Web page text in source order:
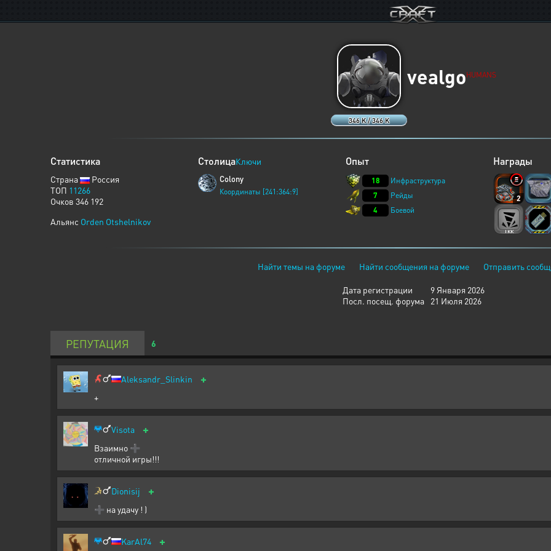
346 K / 346 K
vealgoHUMANS
Статистика
Страна
Россия
ТОП 11266
Очков 346 192
Альянс Orden Otshelnikov
СтолицаКлючи
Colony
Координаты [241:364:9]
Опыт
18
Инфраструктура
7
Рейды
4
Боевой
Награды
2
Найти темы на форуме Найти сообщения на форуме Отправить
Дата регистрации
9 Января 2026
Посл. посещ. форума
21 Июля 2026
РЕПУТАЦИЯ 6
Aleksandr_Slinkin +
+
Visota +
Взаимно ➕
отличной игры!!!
Dionisij +
➕ на удачу ! )
KarAl74 +